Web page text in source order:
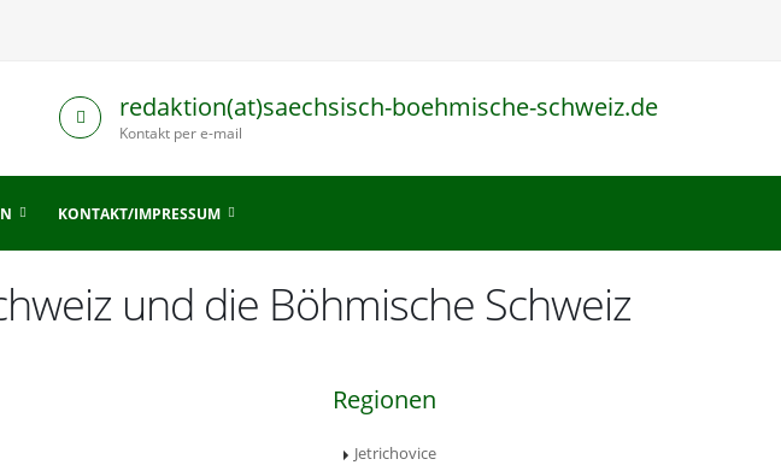
redaktion(at)saechsisch-boehmische-schweiz.de
Kontakt per e-mail
KONTAKT/IMPRESSUM
und die Böhmische Schweiz
Regionen
Jetrichovice